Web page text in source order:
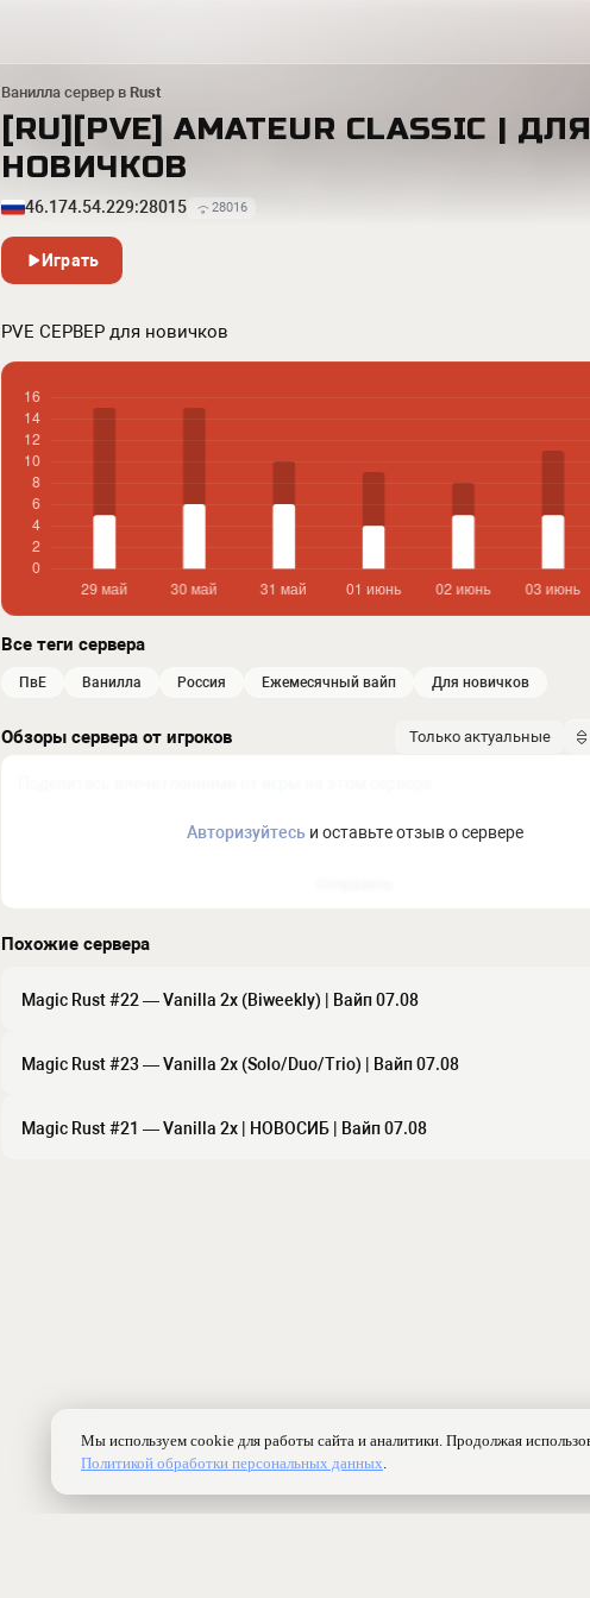
Ванилла сервер в Rust
[RU][PVE] AMATEUR CLASSIC | ДЛЯ
НОВИЧКОВ
46.174.54.229:28015 28016
Играть
PVE СЕРВЕР для новичков
Все теги сервера
ПвЕ ванилла россия ежемесячный вайп для новичков
Обзоры сервера от игроков Только актуальные
Авторизуйтесьи оставьте отзыв о сервере
Похожие сервера
Magic Rust #22 — Vanilla 2x (Biweekly) | Baйп 07.08
Magic Rust #23 — Vanilla 2x (Solo/Duo/Trio) | Baйп 07.08
Magic Rust #21 — Vanilla 2x | HOBOCИБ | Baйп 07.08